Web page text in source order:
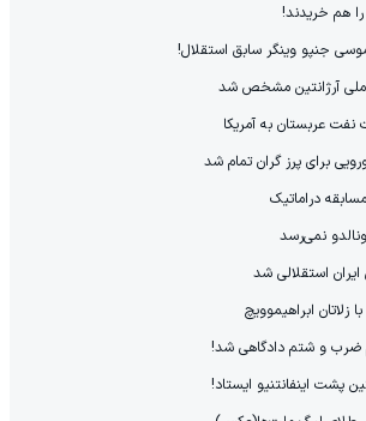
هم خریدند!
جنپو وینگر سابق استقلال!
آرژانتین مشخص شد
عربستان به آمریکا
دراماتیک
نمی‌رسد
استقلالی شد
ابراهیموویچ
ضرب و شتم دادگاهی شد!
پشت اینفانتنیو ایستاد!